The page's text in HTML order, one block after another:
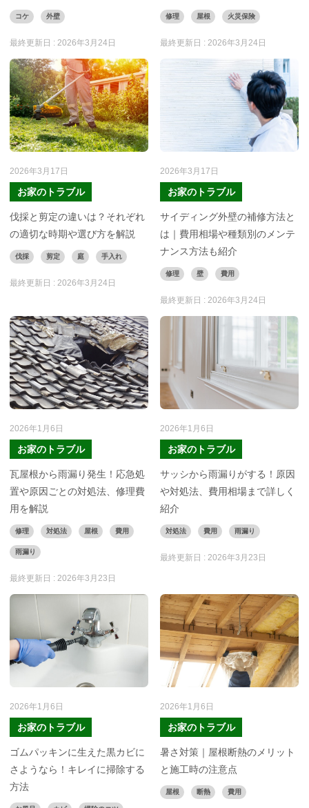
コケ 外壁
最終更新日 : 2026年3月24日
修理 屋根 火災保険
最終更新日 :2026年3月24日
2026年3月17日
お家のトラブル
伐採と剪定の違いは？それぞれ
の適切な時期や選び方を解説
伐採 剪定 庭 手入れ
最終更新日 : 2026年3月24日
2026年3月17日
お家のトラブル
サイディング外壁の補修方法と
は｜費用相場や種類別のメンテ
ナンス方法も紹介
修理 壁 費用
最終更新日 :2026年3月24日
2026年1月6日
お家のトラブル
瓦屋根から雨漏り発生！応急処
置や原因ごとの対処法、修理費
用を解説
修理 対処法 屋根 費用
雨漏り
最終更新日 : 2026年3月23日
2026年1月6日
お家のトラブル
サッシから雨漏りがする！原因
や対処法、費用相場まで詳しく
紹介
対処法 費用 雨漏り
最終更新日 : 2026年3月23日
2026年1月6日
お家のトラブル
ゴムパッキンに生えた黒カビに
さようなら！キレイに掃除する
方法
2026年1月6日
お家のトラブル
暑さ対策｜屋根断熱のメリット
と施工時の注意点
屋根 断熱 費用